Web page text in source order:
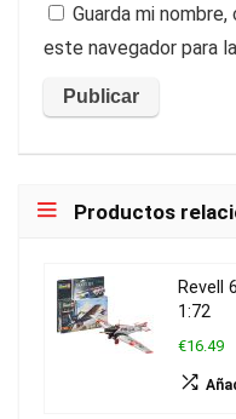
Guarda mi
este navegador para
Productos
Revell
1:72
€16.49